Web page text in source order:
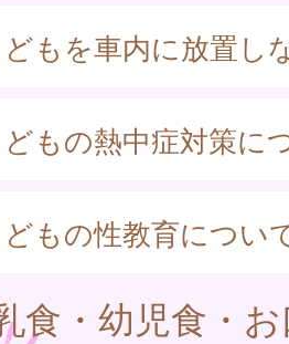
もを車内に放置し
もの熱中症対策に
もの性教育につい
食・幼児食・